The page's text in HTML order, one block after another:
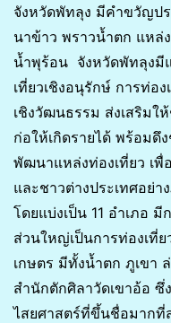
จังหวัดพัทลุง มีคำขวัญป
นาข้าว พราวน้ำตก แหล่
น้ำพุร้อน จังหวัดพัทลุงมี
เที่ยวเชิงอนุรักษ์ การท่อง
เชิงวัฒนธรรม ส่งเสริมใ
ก่อให้เกิดรายได้ พร้อมดึ
พัฒนาแหล่งท่องเที่ยว เพื่
และชาวต่างประเทศอย่
โดยแบ่งเป็น 11 อำเภอ มี
ส่วนใหญ่เป็นการท่องเที่ย
เกษตร มีทั้งน้ำตก ภูเขา
สำนักตักศิลาวัดเขาอ้อ
ไสยศาสตร์ที่ขึ้นชื่อมากที่